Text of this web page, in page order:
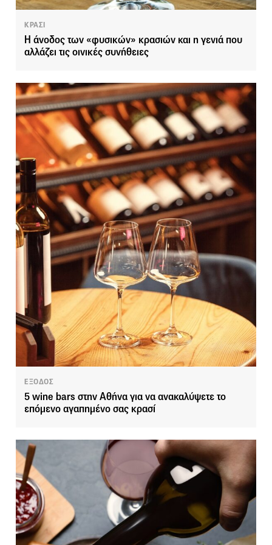
ΚΡΑΣΙ
Η άνοδος των «φυσικών» κρασιών και η γενιά που
αλλάζει τις οινικές συνήθειες
ΕΞΟΔΟΣ
5 wine bars στην Αθήνα για να ανακαλύψετε το
επόμενο αγαπημένο σας κρασί